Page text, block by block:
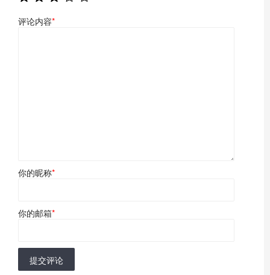
评论内容*
你的昵称*
你的邮箱*
提交评论